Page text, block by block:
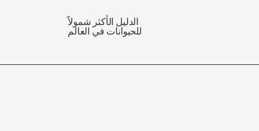
الدليل الأكثر شمولاً
للحيوانات في العالم